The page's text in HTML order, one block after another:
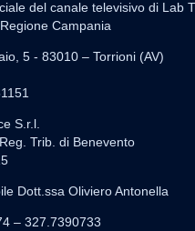
del canale televisivo di Lab
Campania
5 - 83010 – Torrioni (AV)
S.r.l.
Trib. di Benevento
Dott.ssa Oliviero Antonella
– 327.7390733